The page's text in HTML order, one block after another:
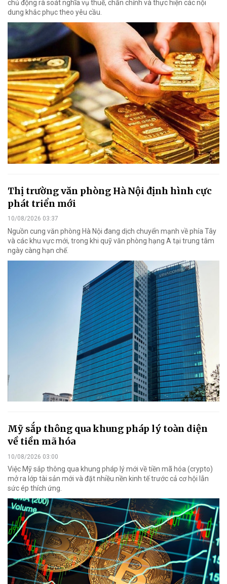
chủ động rà soát nghĩa vụ thuế, chấn chỉnh và thực hiện các nội
dung khắc phục theo yêu cầu.
Thị trường văn phòng Hà Nội định hình cực
phát triển mới
10/08/2026 03:37
Nguồn cung văn phòng Hà Nội đang dịch chuyển mạnh về phía Tây
và các khu vực mới, trong khi quỹ văn phòng hạng A tại trung tâm
ngày càng hạn chế.
Mỹ sắp thông qua khung pháp lý toàn diện
về tiền mã hóa
10/08/2026 03:00
Việc Mỹ sắp thông qua khung pháp lý mới về tiền mã hóa (crypto)
mở ra lớp tài sản mới và đặt nhiều nền kinh tế trước cả cơ hội lẫn
sức ép thích ứng.